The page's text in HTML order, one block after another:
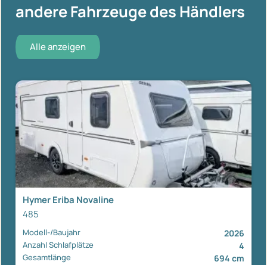
andere Fahrzeuge des Händlers
Alle anzeigen
Hymer Eriba Novaline
485
Modell-/Baujahr 2026
Anzahl Schlafplätze 4
Gesamtlänge 694 cm